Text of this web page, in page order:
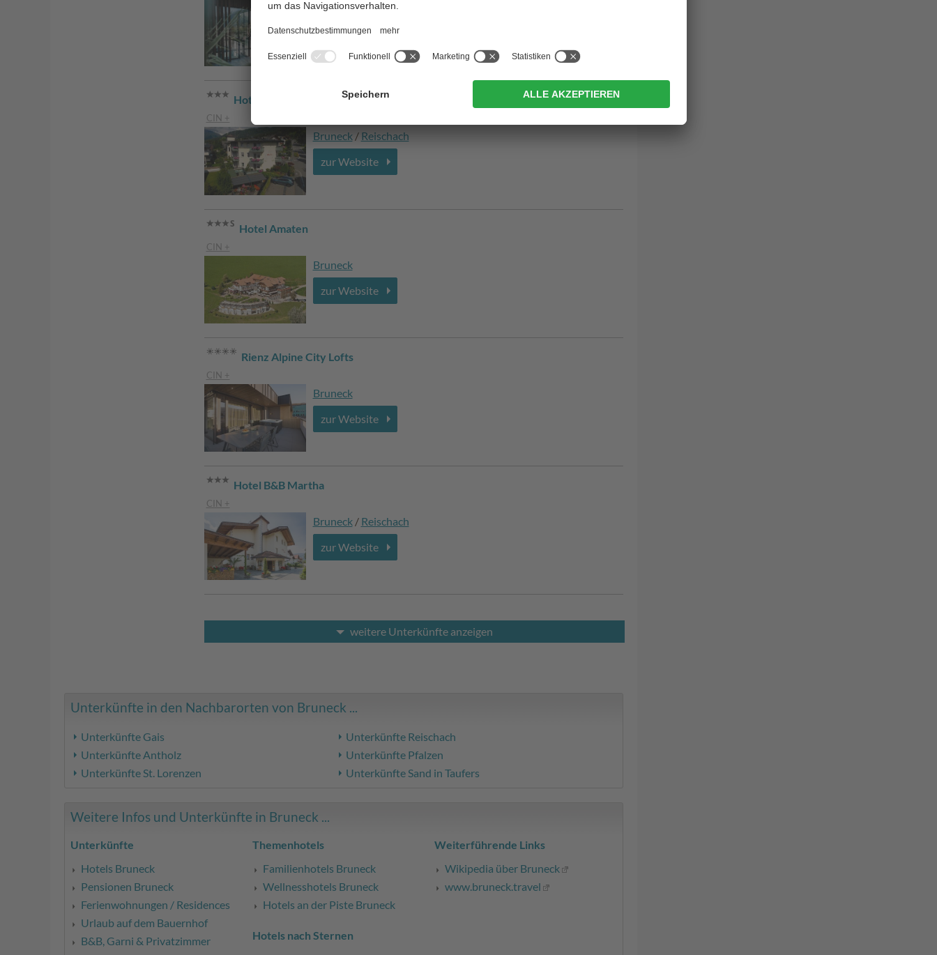
Bruneck/Reischach
zur Website
Hotel Akelei
CIN +
Bruneck/ Reischach
zur Website
Hotel Amaten
CIN +
Bruneck
zur Website
Rienz Alpine City Lofts
CIN +
Bruneck
zur Website
Hotel B&B Martha
CIN +
Bruneck/ Reischach
zur Website
weitere Unterkünfte anzeigen
Unterkünfte in den Nachbarorten von Bruneck ...
Unterkünfte Gais
Unterkünfte Reischach
Unterkünfte Antholz
Unterkünfte Pfalzen
Unterkünfte St. Lorenzen
Unterkünfte Sand in Taufers
Weitere Infos und Unterkünfte in Bruneck ...
Unterkünfte
Hotels Bruneck
Pensionen Bruneck
Ferienwohnungen / Residences
Urlaub auf dem Bauernhof
B&B, Garni & Privatzimmer
Themenhotels
Familienhotels Bruneck
Wellnesshotels Bruneck
Hotels an der Piste Bruneck
Hotels nach Sternen
Weiterführende Links
Wikipedia über Bruneck
www.bruneck.travel